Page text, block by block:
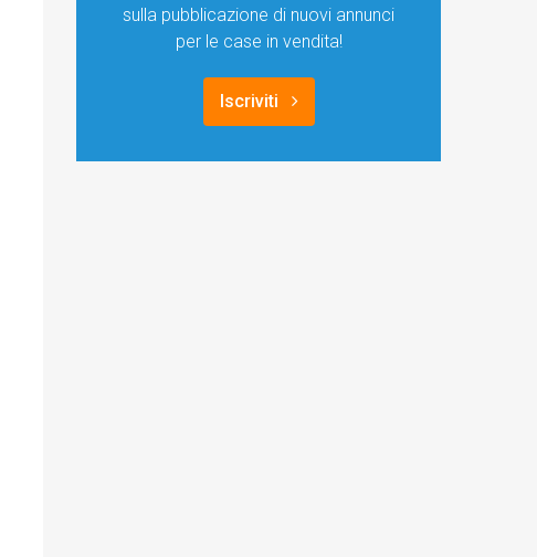
sulla pubblicazione di nuovi annunci
per le case in vendita!
Iscriviti